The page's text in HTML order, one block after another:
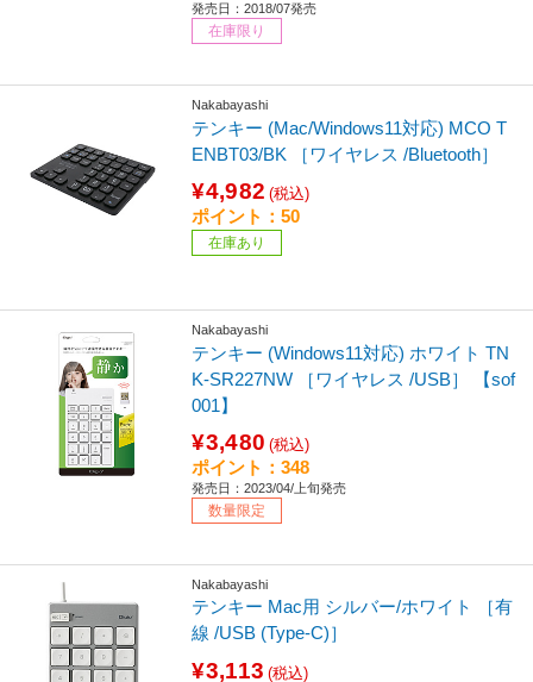
発売日：2018/07発売
在庫限り
Nakabayashi
テンキー (Mac/Windows11対応) MCO T
ENBT03/BK ［ワイヤレス /Bluetooth］
¥4,982 (税込)
ポイント：50
在庫あり
Nakabayashi
テンキー (Windows11対応) ホワイト TN
K-SR227NW ［ワイヤレス /USB］ 【sof
001】
¥3,480 (税込)
ポイント：348
発売日：2023/04/上旬発売
数量限定
Nakabayashi
テンキー Mac用 シルバー/ホワイト ［有
線 /USB (Type-C)］
¥3,113 (税込)